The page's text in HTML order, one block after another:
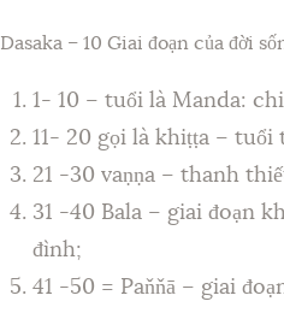
Dasaka – 10 Giai đoạn của đời
1- 10 – tuổi là Manda:
11- 20 gọi là khiṭṭa – tuổi
21 -30 vaṇṇa – thanh
31 -40 Bala – giai đoạn
đình;
41 -50 = Paňňā – giai